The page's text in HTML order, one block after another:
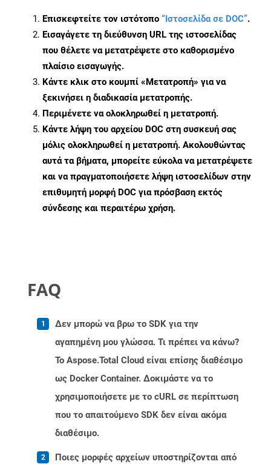
Επισκεφτείτε τον ιστότοπο “Ιστοσελίδα σε DOC”.
Εισαγάγετε τη διεύθυνση URL της ιστοσελίδας
που θέλετε να μετατρέψετε στο καθορισμένο
πλαίσιο εισαγωγής.
Κάντε κλικ στο κουμπί «Μετατροπή» για να
ξεκινήσει η διαδικασία μετατροπής.
Περιμένετε να ολοκληρωθεί η μετατροπή.
Κάντε λήψη του αρχείου DOC στη συσκευή σας
μόλις ολοκληρωθεί η μετατροπή. Ακολουθώντας
αυτά τα βήματα, μπορείτε εύκολα να μετατρέψετε
και να πραγματοποιήσετε λήψη ιστοσελίδων στην
επιθυμητή μορφή DOC για πρόσβαση εκτός
σύνδεσης και περαιτέρω χρήση.
FAQ
Δεν μπορώ να βρω το SDK για την
αγαπημένη μου γλώσσα. Τι πρέπει να κάνω?
Το Aspose.Total Cloud είναι επίσης διαθέσιμο
ως Docker Container. Δοκιμάστε να το
χρησιμοποιήσετε με το cURL σε περίπτωση
που το απαιτούμενο SDK δεν είναι ακόμα
διαθέσιμο.
Ποιες μορφές αρχείων υποστηρίζονται από